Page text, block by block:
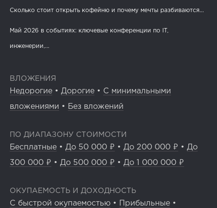
Сколько стоит открыть кофейню и почему мечты разбиваются...
Май 2026 в событиях: ключевые конференции по IT,
инженерии,...
ВЛОЖЕНИЯ
Недорогие • Дорогие • С минимальными
вложениями • Без вложений
ПО ДИАПАЗОНУ СТОИМОСТИ
Бесплатные • До 50 000 ₽ • До 200 000 ₽ • До
300 000 ₽ • До 500 000 ₽ • До 1 000 000 ₽
ОКУПАЕМОСТЬ И ДОХОДНОСТЬ
С быстрой окупаемостью • Прибыльные •